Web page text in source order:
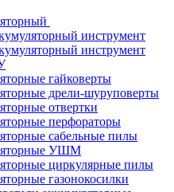
инструмент
инструмент
гайковерты
дрели-шуруповерты
отвертки
перфораторы
сабельные пилы
УШМ
циркулярные пилы
газонокосилки